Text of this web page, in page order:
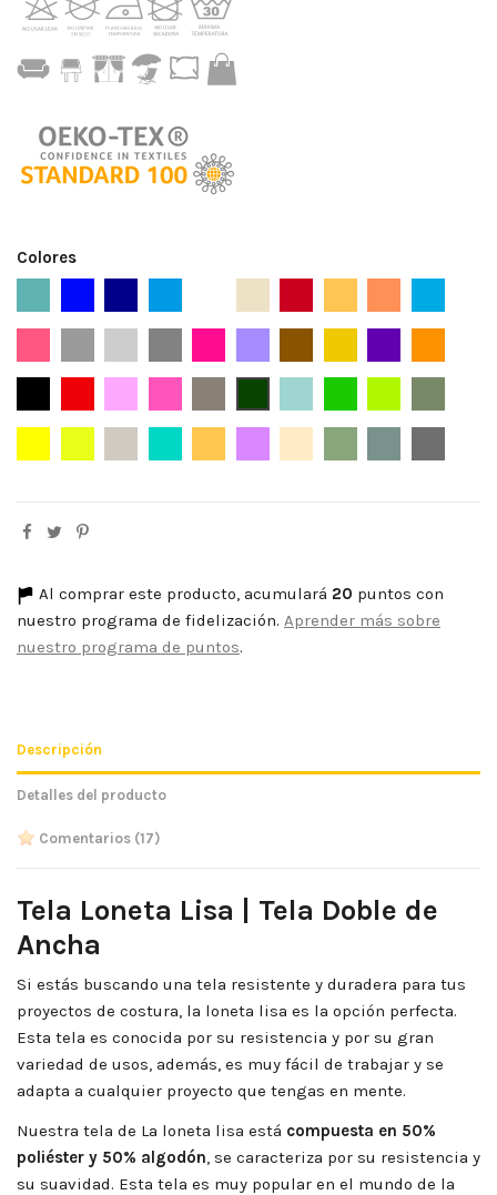
Colores
Al comprar este producto, acumulará 20 puntos con
nuestro programa de fidelización. Aprender más sobre
nuestro programa de puntos.
Descripción
Detalles del producto
Comentarios (17)
Tela Loneta Lisa | Tela Doble de
Ancha
Si estás buscando una tela resistente y duradera para tus
proyectos de costura, la loneta lisa es la opción perfecta.
Esta tela es conocida por su resistencia y por su gran
variedad de usos, además, es muy fácil de trabajar y se
adapta a cualquier proyecto que tengas en mente.
Nuestra tela de La loneta lisa está compuesta en 50%
poliéster y 50% algodón, se caracteriza por su resistencia y
su suavidad. Esta tela es muy popular en el mundo de la